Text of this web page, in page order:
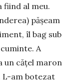
fiind al meu.
pă­șeam
îl bag sub
A
un cățel maron
L-am botezat